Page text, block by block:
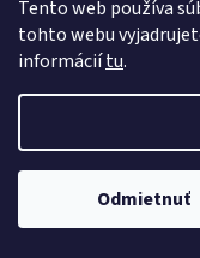
Tento web používa
tohto webu
informáciítu.
Odmietnuť